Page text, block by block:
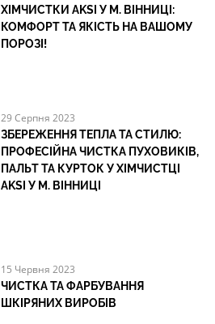
ХІМЧИСТКИ AKSI У М. ВІННИЦІ:
КОМФОРТ ТА ЯКІСТЬ НА ВАШОМУ
ПОРОЗІ!
29 Серпня 2023
ЗБЕРЕЖЕННЯ ТЕПЛА ТА СТИЛЮ:
ПРОФЕСІЙНА ЧИСТКА ПУХОВИКІВ,
ПАЛЬТ ТА КУРТОК У ХІМЧИСТЦІ
AKSI У М. ВІННИЦІ
15 Червня 2023
ЧИСТКА ТА ФАРБУВАННЯ
ШКІРЯНИХ ВИРОБІВ